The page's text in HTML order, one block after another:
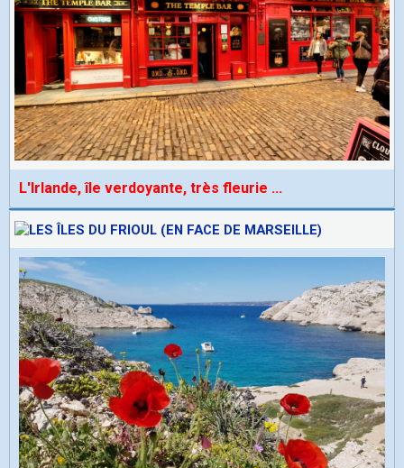
L'Irlande, île verdoyante, très fleurie ...